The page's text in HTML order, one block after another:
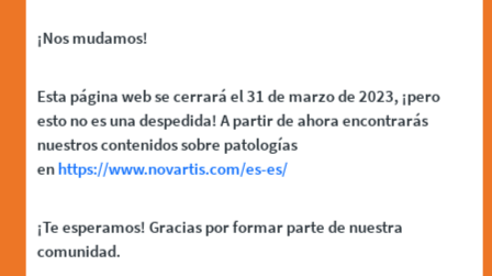
¡Nos mudamos!
Esta página web se cerrará el 31 de marzo de 2023, ¡pero
esto no es una despedida! A partir de ahora encontrarás
nuestros contenidos sobre patologías
enhttps://www.novartis.com/es-es/
¡Te esperamos! Gracias por formar parte de nuestra
comunidad.